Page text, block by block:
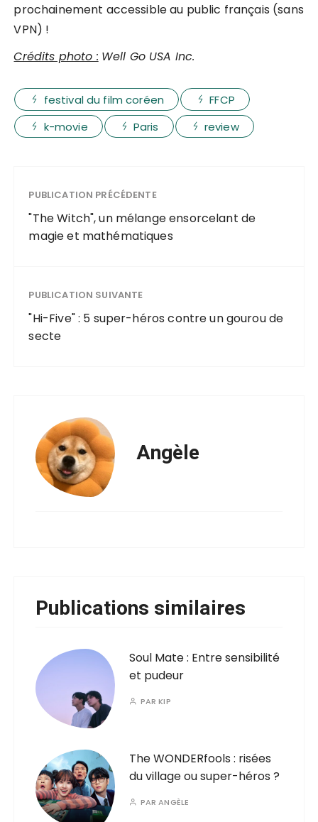
prochainement accessible au public français (sans
VPN) !
Crédits photo : Well Go USA Inc.
festival du film coréen
FFCP
k-movie
Paris review
PUBLICATION PRÉCÉDENTE
"The Witch", un mélange ensorcelant de
magie et mathématiques
PUBLICATION SUIVANTE
"Hi-Five" : 5 super-héros contre un gourou de
secte
Angèle
Publications similaires
Soul Mate : Entre sensibilité
et pudeur
PARKIP
The WONDERfools : risées
du village ou super-héros ?
PARANGÈLE